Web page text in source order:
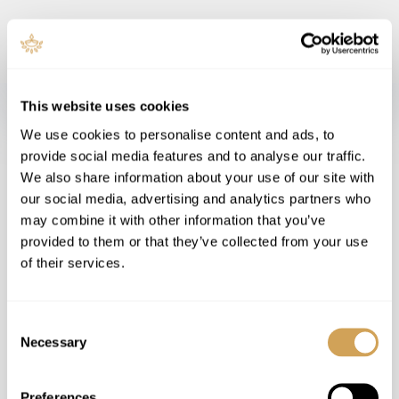
This website uses cookies
We use cookies to personalise content and ads, to
provide social media features and to analyse our traffic.
We also share information about your use of our site with
our social media, advertising and analytics partners who
may combine it with other information that you’ve
provided to them or that they’ve collected from your use
of their services.
Selection
Necessary
לצערנו, מילים אלו מתארות באופן מדויק את רוב החברה כיום,
לא רק בישראל, אלא גם ברוב העולם המערבי. כיהודים, אל לנו
להתנהג כך - עלינו להישמע למשה רבנו ולנביאים כאשר הם
אומרים לנו להאמין במשיח המובטח, ישוע המשיח, אשר בא
לשחרר אותנו מחטאינו.
כיצד תהיה ליהודי החילוני חירות, כאשר הוא מובל ע״י תאוותיו,
נכנע ליצר ולסיפוק דחפיו, ולאחר מכן מצפונו מענה אותו?
תפילין וללבוש ציצית על פי ההלכה, אך אינו יכול להתגבר על
תאוות ליבו, וסובל מנטל אשמת הצביעות ואי הציות לתורת משה
רבנו?